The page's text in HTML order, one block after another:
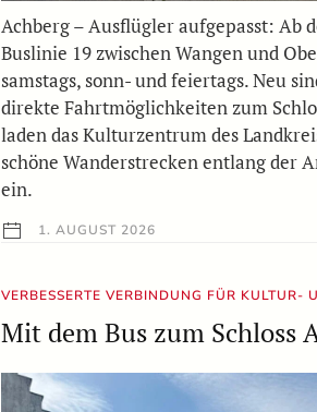
Achberg – Ausflügler aufgepasst: Ab
Buslinie 19 zwischen Wangen und
samstags, sonn- und feiertags. Neu
direkte Fahrtmöglichkeiten zum
laden das Kulturzentrum des
schöne Wanderstrecken entlang der
ein.
1. AUGUST 2026
VERBESSERTE VERBINDUNG FÜR KULTUR-
Mit dem Bus zum Schloss